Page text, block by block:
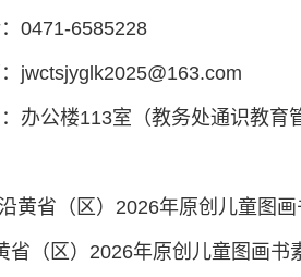
0471-6585228
jwctsjyglk2025@163.com
办公楼113室（教务处通识教育
黄省（区）2026年原创儿童图
（区）2026年原创儿童图画书